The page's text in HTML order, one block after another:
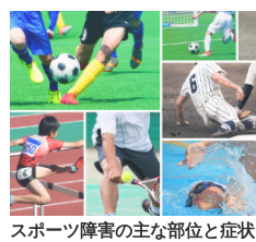
スポーツ障害の主な部位と症状